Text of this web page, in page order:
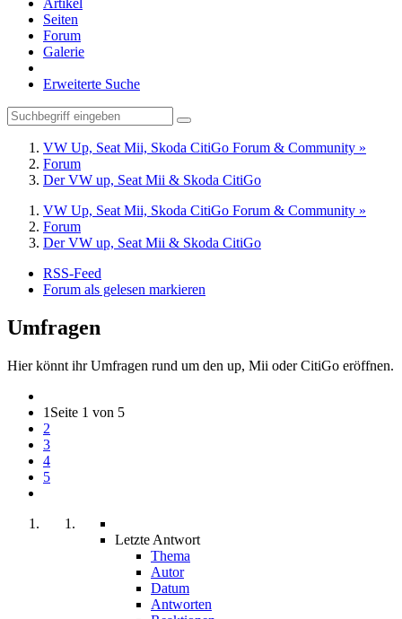
Artikel
Seiten
Forum
Galerie
Erweiterte Suche
VW Up, Seat Mii, Skoda CitiGo Forum & Community »
Forum
Der VW up, Seat Mii & Skoda CitiGo
VW Up, Seat Mii, Skoda CitiGo Forum & Community »
Forum
Der VW up, Seat Mii & Skoda CitiGo
RSS-Feed
Forum als gelesen markieren
Umfragen
Hier könnt ihr Umfragen rund um den up, Mii oder CitiGo eröffnen.
1 Seite 1 von 5
2
3
4
5
Letzte Antwort
Thema
Autor
Datum
Antworten